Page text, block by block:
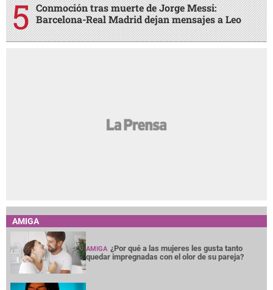
Conmoción tras muerte de Jorge Messi:
Barcelona-Real Madrid dejan mensajes a Leo
AMIGA
AMIGA ¿Por qué a las mujeres les gusta tanto
quedar impregnadas con el olor de su pareja?